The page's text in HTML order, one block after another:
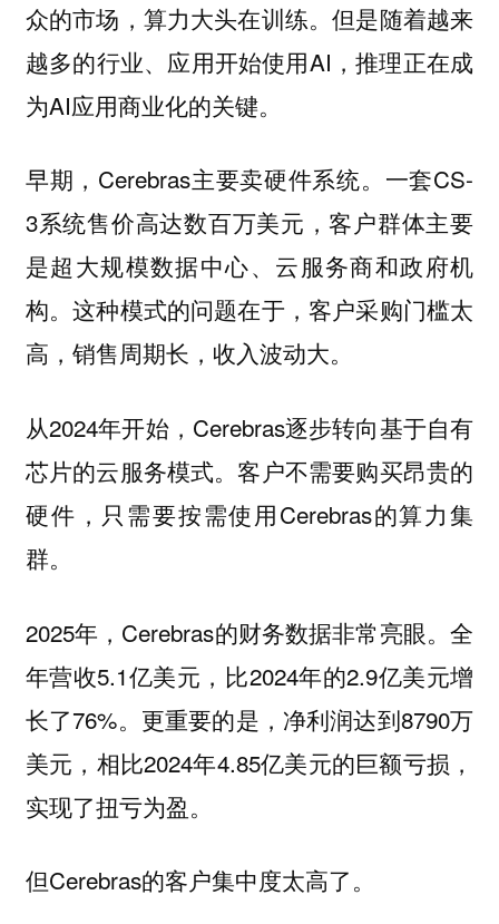
众的市场，算力大头在训练。但是随着越来
越多的行业、应用开始使用AI，推理正在成
为AI应用商业化的关键。
早期，Cerebras主要卖硬件系统。一套CS-
3系统售价高达数百万美元，客户群体主要
是超大规模数据中心、云服务商和政府机
构。这种模式的问题在于，客户采购门槛太
高，销售周期长，收入波动大。
从2024年开始，Cerebras逐步转向基于自有
芯片的云服务模式。客户不需要购买昂贵的
硬件，只需要按需使用Cerebras的算力集
群。
2025年，Cerebras的财务数据非常亮眼。全
年营收5.1亿美元，比2024年的2.9亿美元增
长了76%。更重要的是，净利润达到8790万
美元，相比2024年4.85亿美元的巨额亏损，
实现了扭亏为盈。
但Cerebras的客户集中度太高了。